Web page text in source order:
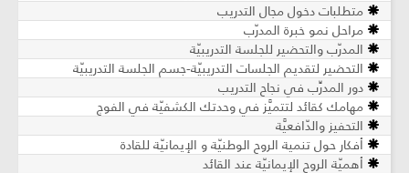
متطلبات دخول مجال التدريب
مراحل نمو خبرة المدرّب
المدرّب والتحضير للجلسة التدريبيّة
التحضير لتقديم الجلسات التدريبيّة-جسم الجلسة التدريبيّة
دور المدرِّب في نجاح التدريب
مهامك كقائد لتتميَّز في وحدتك الكشفيّة في الفوج
التحفيز والدّافعيَّة
أفكار حول تنمية الروح الوطنيّة و الإيمانيّة للقادة
أهميّة الروح الإيمانيّة عند القائد